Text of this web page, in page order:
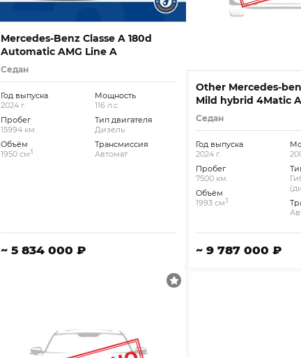
Mercedes-Benz Classe A 180d
Automatic AMG Line A
Седан
Год выпуска
2024 г.
Пробег
15994 км.
Объём
1950 см3
Мощность
116 л.с.
Тип двигателя
Дизель
Трансмиссия
Автомат
~ 5 834 000 ₽
Other Mercedes-
Mild hybrid 4Matic
Седан
Год выпуска
2024 г.
Пробег
7500 км.
Объём
1993 см3
~ 9 787 000 ₽